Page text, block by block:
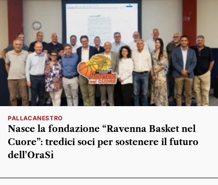
PALLACANESTRO
Nasce la fondazione “Ravenna Basket nel
Cuore”: tredici soci per sostenere il futuro
dell’OraSì